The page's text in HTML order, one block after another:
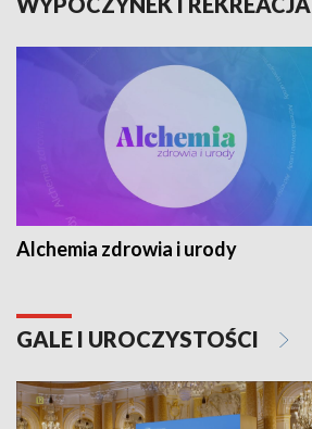
Alchemia zdrowia i urody
GALE I UROCZYSTOŚCI